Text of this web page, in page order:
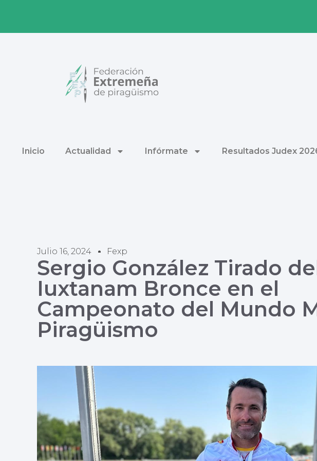
Inicio Actualidad Infórmate Resultados Judex
Julio 16, 2024 Fexp
Sergio González Tirado
Iuxtanam Bronce en el
Campeonato del Mundo
Piragüismo